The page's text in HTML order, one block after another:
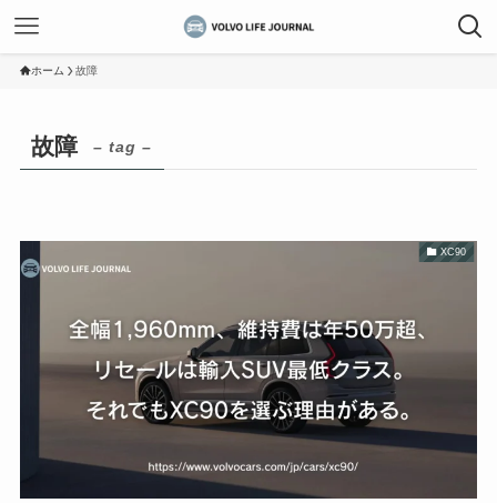
ホーム 故障
故障 – tag –
XC90